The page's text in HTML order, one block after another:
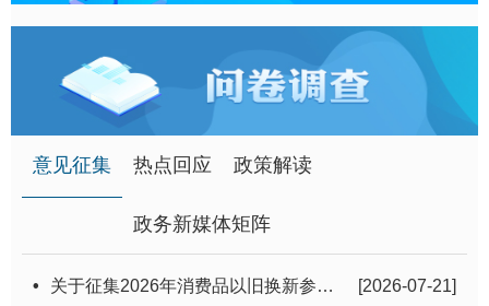
意见征集 热点回应 政策解读
政务新媒体矩阵
[2026-07-21]
• 关于征集2026年消费品以旧换新参与商户的通知